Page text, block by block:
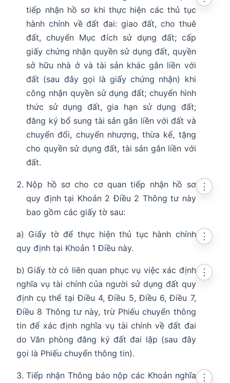
tiếp nhận hồ sơ khi thực hiện các thủ tục
hành chính về đất đai: giao đất, cho thuê
đất, chuyển Mục đích sử dụng đất; cấp
giấy chứng nhận quyền sử dụng đất, quyền
sở hữu nhà ở và tài sản khác gắn liền với
đất (sau đây gọi là giấy chứng nhận) khi
công nhận quyền sử dụng đất; chuyển hình
thức sử dụng đất, gia hạn sử dụng đất;
đăng ký bổ sung tài sản gắn liền với đất và
chuyển đổi, chuyển nhượng, thừa kế, tặng
cho quyền sử dụng đất, tài sản gắn liền với
đất.
Nộp hồ sơ cho cơ quan tiếp nhận hồ sơ
quy định tại Khoản 2 Điều 2 Thông tư này
bao gồm các giấy tờ sau:
⋮
a) Giấy tờ để thực hiện thủ tục hành chính
quy định tại Khoản 1 Điều này.
⋮
b) Giấy tờ có liên quan phục vụ việc xác định
nghĩa vụ tài chính của người sử dụng đất quy
định cụ thể tại Điều 4, Điều 5, Điều 6, Điều 7,
Điều 8 Thông tư này, trừ Phiếu chuyển thông
tin để xác định nghĩa vụ tài chính về đất đai
do Văn phòng đăng ký đất đai lập (sau đây
gọi là Phiếu chuyển thông tin).
⋮
Tiếp nhận Thông báo nộp các Khoản nghĩa
⋮